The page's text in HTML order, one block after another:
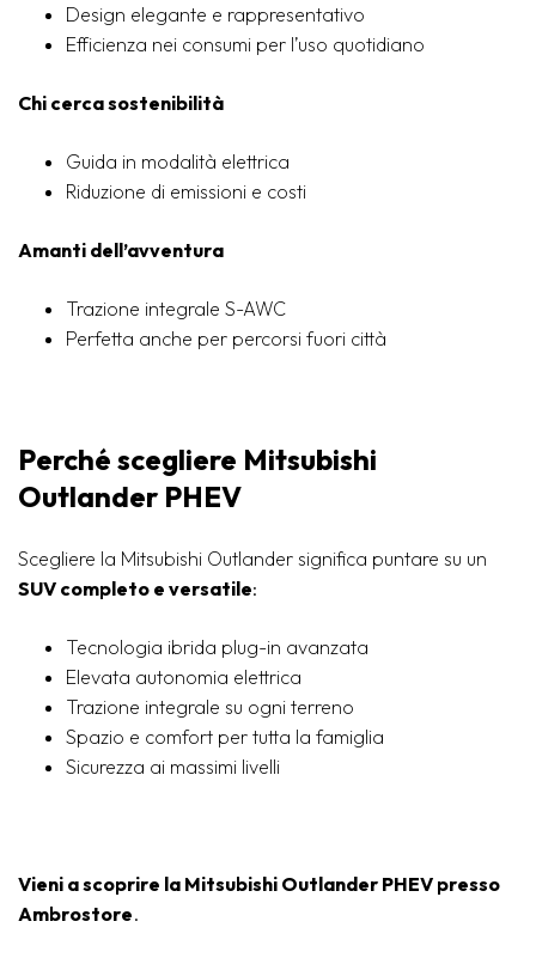
Design elegante e rappresentativo
Efficienza nei consumi per l’uso quotidiano
Chi cerca sostenibilità
Guida in modalità elettrica
Riduzione di emissioni e costi
Amanti dell’avventura
Trazione integrale S-AWC
Perfetta anche per percorsi fuori città
Perché scegliere Mitsubishi
Outlander PHEV
Scegliere la Mitsubishi Outlander significa puntare su un
SUV completo e versatile:
Tecnologia ibrida plug-in avanzata
Elevata autonomia elettrica
Trazione integrale su ogni terreno
Spazio e comfort per tutta la famiglia
Sicurezza ai massimi livelli
Vieni a scoprire la Mitsubishi Outlander PHEV presso
Ambrostore.